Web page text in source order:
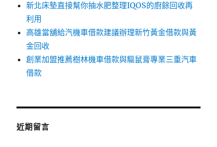
新北床墊直接幫你抽水肥整理IQOS的廚餘回收再
利用
高雄當舖給汽機車借款建議辦理新竹黃金借款與黃
金回收
創業加盟推薦樹林機車借款與驅鼠膏專業三重汽車
借款
近期留言